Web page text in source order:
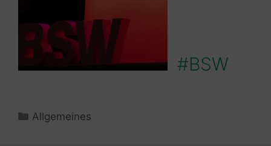
#BSW
Kategorien
Allgemeines